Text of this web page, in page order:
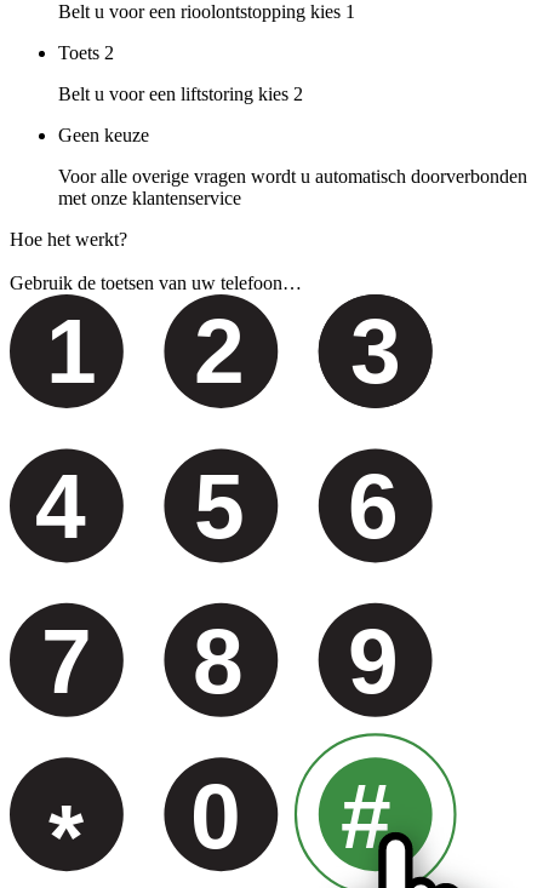
Belt u voor een rioolontstopping kies 1
Toets 2
Belt u voor een liftstoring kies 2
Geen keuze
Voor alle overige vragen wordt u automatisch doorverbonden
met onze klantenservice
Hoe het werkt?
Gebruik de toetsen van uw telefoon…
1 2 3
4 5
6
7
8 9
* 0 #